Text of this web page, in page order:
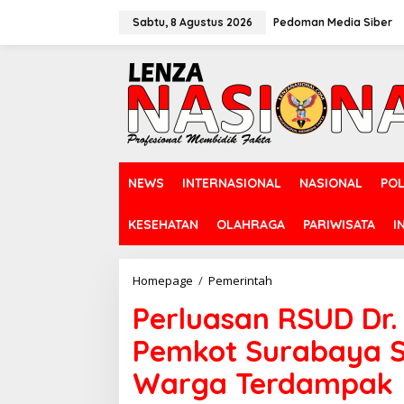
Sabtu, 8 Agustus 2026 Pedoman Media Siber
NEWS INTERNASIONAL NASIONAL
KESEHATAN OLAHRAGA PARIWISATA
Homepage / Pemerintah
u
a
s
a
Perluasan RSUD
Pemkot Surabaya
Warga Terdampak